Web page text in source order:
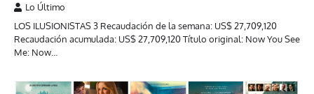
Lo Último
LOS ILUSIONISTAS 3 Recaudación de la semana: US$ 27,709,120
Recaudación acumulada: US$ 27,709,120 Título original: Now You See
Me: Now…